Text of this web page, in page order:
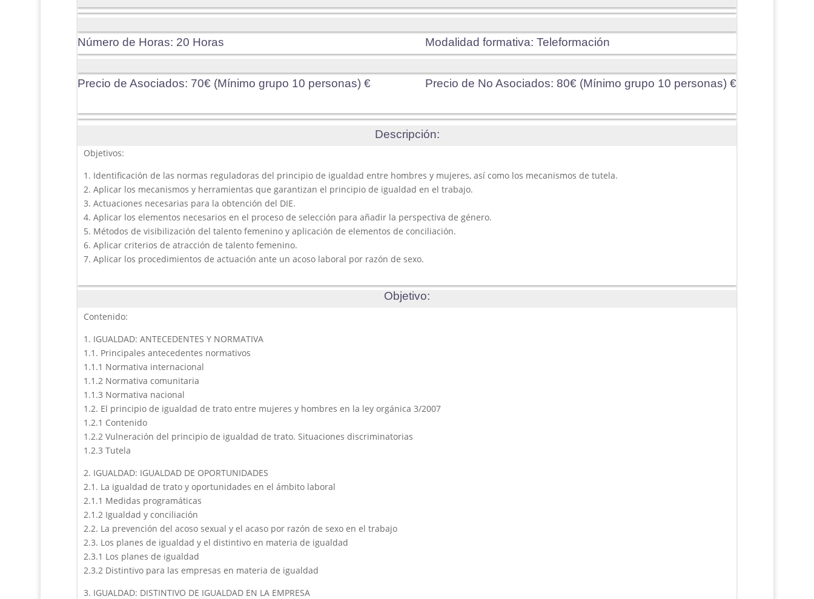
Número de Horas: 20 Horas Modalidad formativa: Teleformación
Precio de Asociados: 70€ (Mínimo grupo 10 personas) € Precio de No Asociados: 80€ (Mínimo grupo 10 personas) €
Descripción:
Objetivos:
1. Identificación de las normas reguladoras del principio de igualdad entre hombres y mujeres, así como los mecanismos de tutela.
2. Aplicar los mecanismos y herramientas que garantizan el principio de igualdad en el trabajo.
3. Actuaciones necesarias para la obtención del DIE.
4. Aplicar los elementos necesarios en el proceso de selección para añadir la perspectiva de género.
5. Métodos de visibilización del talento femenino y aplicación de elementos de conciliación.
6. Aplicar criterios de atracción de talento femenino.
7. Aplicar los procedimientos de actuación ante un acoso laboral por razón de sexo.
Objetivo:
Contenido:
1. IGUALDAD: ANTECEDENTES Y NORMATIVA
1.1. Principales antecedentes normativos
1.1.1 Normativa internacional
1.1.2 Normativa comunitaria
1.1.3 Normativa nacional
1.2. El principio de igualdad de trato entre mujeres y hombres en la ley orgánica 3/2007
1.2.1 Contenido
1.2.2 Vulneración del principio de igualdad de trato. Situaciones discriminatorias
1.2.3 Tutela
2. IGUALDAD: IGUALDAD DE OPORTUNIDADES
2.1. La igualdad de trato y oportunidades en el ámbito laboral
2.1.1 Medidas programáticas
2.1.2 Igualdad y conciliación
2.2. La prevención del acoso sexual y el acaso por razón de sexo en el trabajo
2.3. Los planes de igualdad y el distintivo en materia de igualdad
2.3.1 Los planes de igualdad
2.3.2 Distintivo para las empresas en materia de igualdad
3. IGUALDAD: DISTINTIVO DE IGUALDAD EN LA EMPRESA